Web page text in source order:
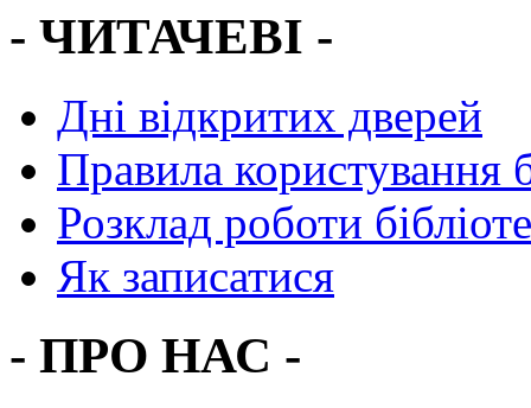
- ЧИТАЧЕВІ -
Дні відкритих дверей
Правила користування
Розклад роботи
Як записатися
- ПРО НАС -